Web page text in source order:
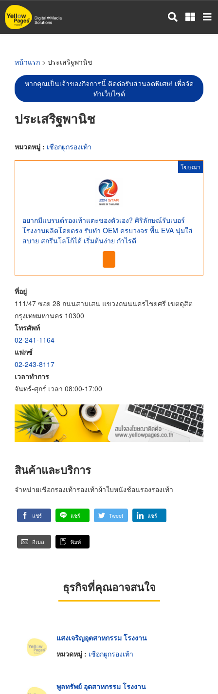
ข้าม
ไป
หน้าแรก > ประเสริฐพานิช
หากคุณเป็นเจ้าของกิจการนี้ ติดต่อรับส่วนลดพิเศษ! เพื่อจัด
ทำเว็บไซต์
ประเสริฐพานิช
หมวดหมู่ : เชือกผูกรองเท้า
โฆษณา
อยากมีแบรนด์รองเท้าแตะของตัวเอง? ศิริลักษณ์รับเบอร์
โรงงานผลิตโดยตรง รับทำ OEM ครบวงจร พื้น EVA นุ่มใส่
สบาย สกรีนโลโก้ได้ เริ่มต้นง่าย กำไรดี
ที่อยู่
111/47 ซอย 28 ถนนสามเสน แขวงถนนนครไชยศรี เขตดุสิต
กรุงเทพมหานคร 10300
โทรศัพท์
02-241-1164
แฟกซ์
02-243-8117
เวลาทำการ
จันทร์-ศุกร์ เวลา 08:00-17:00
สินค้าและบริการ
จำหน่ายเชือกรองเท้ารองเท้าผ้าใบหนังช้อนรองรองเท้า
แชร์ แชร์ Tweet แชร์
อีเมล พิมพ์
ธุรกิจที่คุณอาจสนใจ
แสงเจริญอุตสาหกรรม โรงงาน
หมวดหมู่ : เชือกผูกรองเท้า
พูลทรัพย์ อุตสาหกรรม โรงงาน